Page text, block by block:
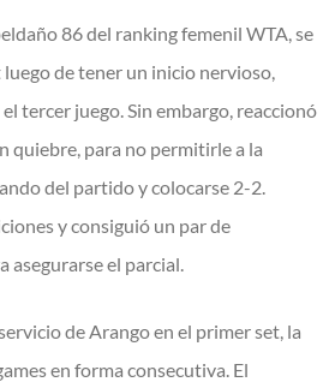
86 del ranking femenil WTA, se
de tener un inicio nervioso,
tercer juego. Sin embargo, reaccionó
quiebre, para no permitirle a la
del partido y colocarse 2-2.
y consiguió un par de
asegurarse el parcial.
de Arango en el primer set, la
en forma consecutiva. El